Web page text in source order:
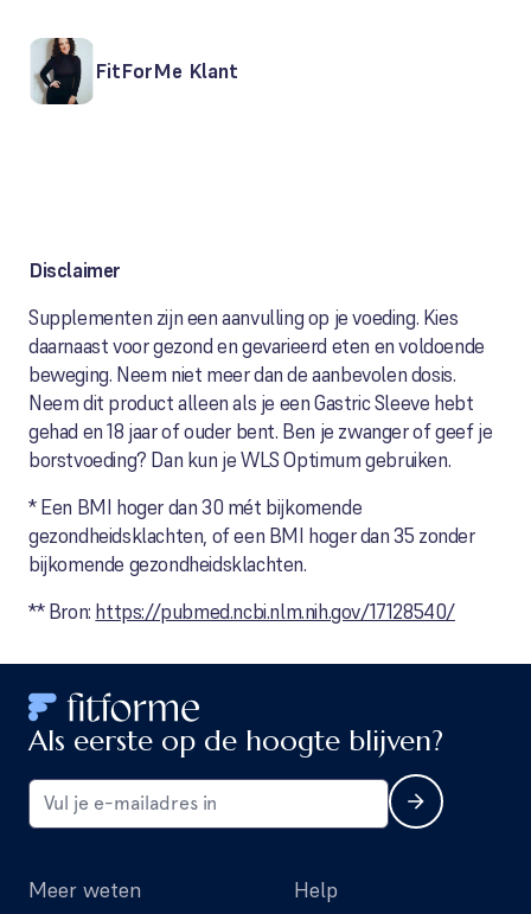
FitForMe Klant
Disclaimer
Supplementen zijn een aanvulling op je voeding. Kies
daarnaast voor gezond en gevarieerd eten en voldoende
beweging. Neem niet meer dan de aanbevolen dosis.
Neem dit product alleen als je een Gastric Sleeve hebt
gehad en 18 jaar of ouder bent. Ben je zwanger of geef je
borstvoeding? Dan kun je WLS Optimum gebruiken.
* Een BMI hoger dan 30 mét bijkomende
gezondheidsklachten, of een BMI hoger dan 35 zonder
bijkomende gezondheidsklachten.
** Bron: https://pubmed.ncbi.nlm.nih.gov/17128540/
Als eerste op de hoogte blijven?
Meer weten Help